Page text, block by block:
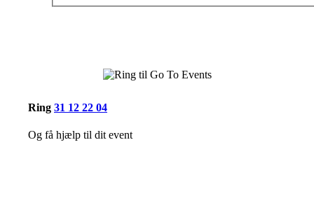
Ring 31 12 22 04
Og få hjælp til dit event